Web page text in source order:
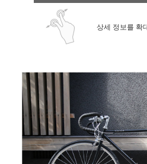
상세 정보를 확